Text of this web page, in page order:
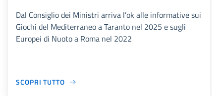
Dal Consiglio dei Ministri arriva l'ok alle informative sui
Giochi del Mediterraneo a Taranto nel 2025 e sugli
Europei di Nuoto a Roma nel 2022
SCOPRI TUTTO